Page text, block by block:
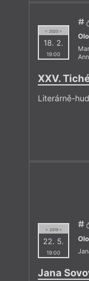
= 2020 =
18. 2.
19:00
XXV.
Literárně-
= 2019 =
22. 5.
19:00
Jana